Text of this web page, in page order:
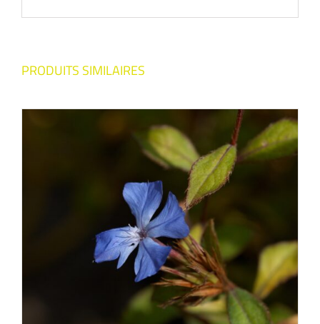
PRODUITS SIMILAIRES